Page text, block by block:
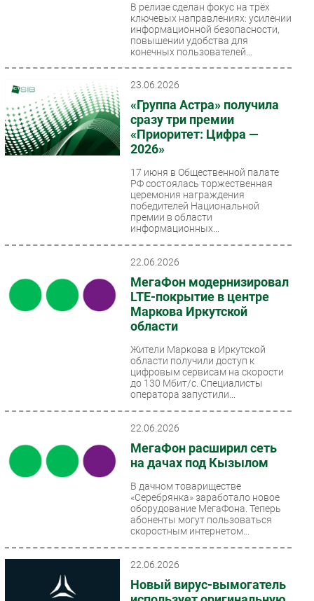
В релизе сделан фокус на трёх
ключевых направлениях: усилении
информационной безопасности,
повышении удобства для
конечных пользователей...
23.06.2026
«Группа Астра» получила
сразу три премии
«Приоритет: Цифра —
2026»
17 июня в Общественной палате
РФ состоялась торжественная
церемония награждения
победителей Национальной
премии в области
информационных...
22.06.2026
МегаФон модернизировал
LTE-покрытие в центре
Маркова Иркутской
области
Жители Маркова в Иркутской
области получили доступ к
цифровым сервисам на скорости
до 130 Мбит/с. Специалисты
оператора запустили...
22.06.2026
МегаФон расширил сеть
на дачах под Кызылом
В дачном товариществе
«Серебрянка» заработало новое
оборудование МегаФона. Теперь
абоненты могут пользоваться
скоростным интернетом...
22.06.2026
Новый вирус-вымогатель